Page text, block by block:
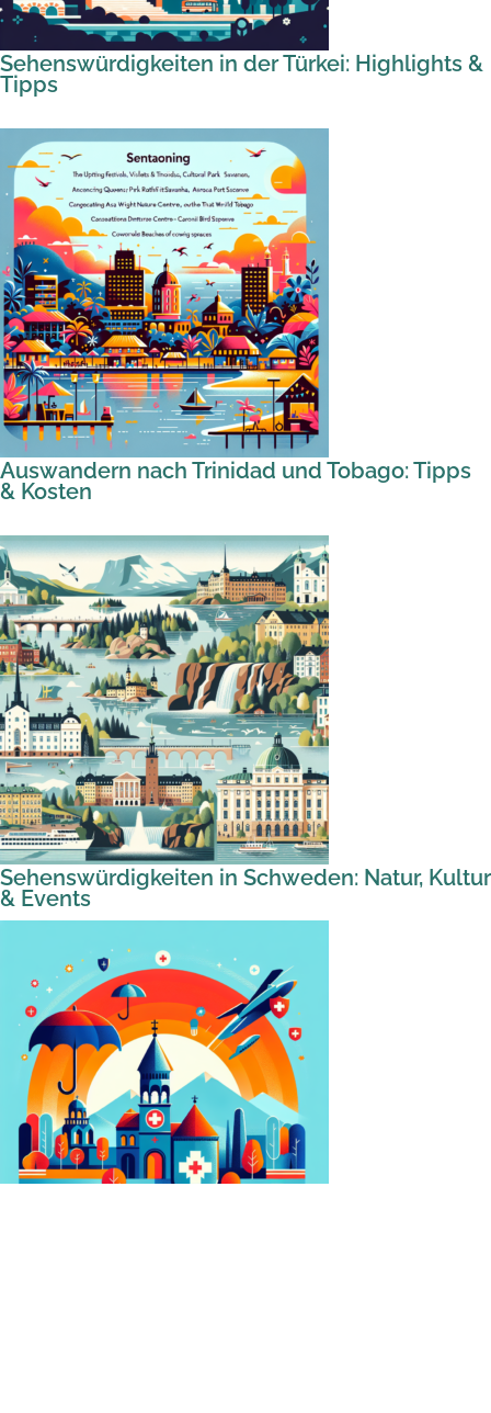
Sehenswürdigkeiten in der Türkei: Highlights &
Tipps
Auswandern nach Trinidad und Tobago: Tipps
& Kosten
Sehenswürdigkeiten in Schweden: Natur, Kultur
& Events